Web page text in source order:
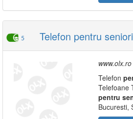
5 Telefon pentru
www.olx.ro
Telefon
Telefoane
pentru
Bucuresti,